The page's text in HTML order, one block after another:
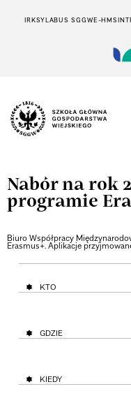
IRKSYLABUS SGGWE-HMS
Nabór na rok
programie
Biuro Współpracy
Erasmus+. Aplikacje
KTO
GDZIE
KIEDY